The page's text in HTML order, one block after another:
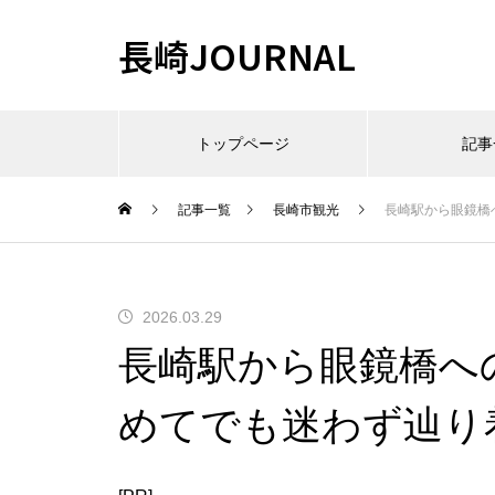
長崎JOURNAL
トップページ 記
記事一覧 長崎市観光 長崎駅から眼鏡橋
2026.03.29
長崎駅から眼鏡橋
めてでも迷わず辿り